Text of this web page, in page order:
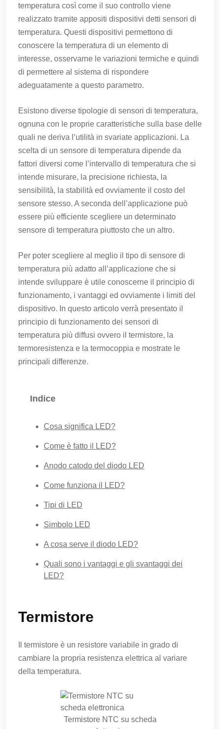
temperatura così come il suo controllo viene
realizzato tramite appositi dispositivi detti sensori di
temperatura. Questi dispositivi permettono di
conoscere la temperatura di un elemento di
interesse, osservarne le variazioni termiche e quindi
di permettere al sistema di rispondere
adeguatamente a questo parametro.
Esistono diverse tipologie di sensori di temperatura,
ognuna con le proprie caratteristiche sulla base delle
quali ne deriva l’utilità in svariate applicazioni. La
scelta di un sensore di temperatura dipende da
fattori diversi come l’intervallo di temperatura che si
intende misurare, la precisione richiesta, la
sensibilità, la stabilità ed ovviamente il costo del
sensore stesso. A seconda dell’applicazione può
essere più efficiente scegliere un determinato
sensore di temperatura piuttosto che un altro.
Per poter scegliere al meglio il tipo di sensore di
temperatura più adatto all’applicazione che si
intende sviluppare è utile conoscerne il principio di
funzionamento, i vantaggi ed ovviamente i limiti del
dispositivo. In questo articolo verrà presentato il
principio di funzionamento dei sensori di
temperatura più diffusi ovvero il termistore, la
termoresistenza e la termocoppia e mostrate le
principali differenze.
Indice
Cosa significa LED?
Come è fatto il LED?
Anodo catodo del diodo LED
Come funziona il LED?
Tipi di LED
Simbolo LED
A cosa serve il diodo LED?
Quali sono i vantaggi e gli svantaggi dei
LED?
Termistore
Il termistore è un resistore variabile in grado di
cambiare la propria resistenza elettrica al variare
della temperatura.
Termistore NTC su scheda